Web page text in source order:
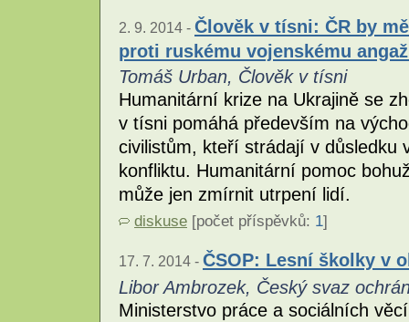
2. 9. 2014 - Člověk v tísni: ČR by
proti ruskému vojenskému
Tomáš Urban, Člověk v tísni
Humanitární krize na Ukrajině se
v tísni pomáhá především na
civilistům, kteří strádají v důsledku
konfliktu. Humanitární pomoc
může jen zmírnit utrpení lidí.
diskuse [počet příspěvků: 1]
17. 7. 2014 - ČSOP: Lesní školky v
Libor Ambrozek, Český svaz
Ministerstvo práce a sociálních